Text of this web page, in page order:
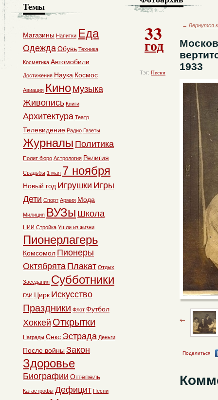
33
год
Тэг: Песни
← Вернутся
1933
Поделиться
Темы
Магазины Напитки Еда
ОдеждаОбувь Техника
Косметика Автомобили
Достижения Наука Космос
Авиация Кино Музыка
Живопись Книги
Архитектура Театр
Телевидение Радио Газеты
Журналы Политика
Полит бюро Астрология Религия
Свадьбы 1 мая 7 ноября
Новый год Игрушки Игры
Дети Спорт Армия Мода
Милиция ВУЗы Школа
НИИ Стройка Ушли из жизни
Пионерлагерь
Комсомол Пионеры
Октябрята Плакат Отдых
Заседания Субботники
ГАИ Цирк Искусство
Праздники Флот Футбол
Хоккей Открытки
Награды Секс Эстрада Деньги
После войны Закон
Здоровье
Биографии Оттепель
Катастрофы Дефицит Песни